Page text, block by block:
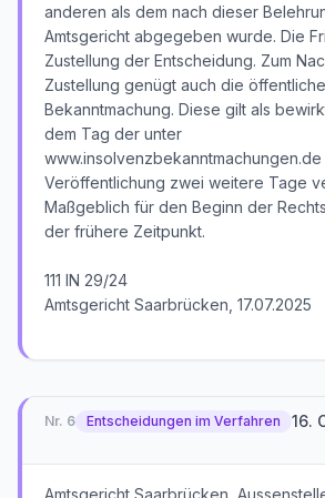
anderen als dem nach dieser
Amtsgericht abgegeben wurde. Die
Zustellung der Entscheidung. Zum
Zustellung genügt auch die öffentliche
Bekanntmachung. Diese gilt als
dem Tag der unter
Veröffentlichung zwei weitere Tage
Maßgeblich für den Beginn der
der frühere Zeitpunkt.
111 IN 29/24
Amtsgericht Saarbrücken, 17.07.2025
Nr. 6 Entscheidungen im Verfahren 16.
Amtsgericht Saarbrücken,